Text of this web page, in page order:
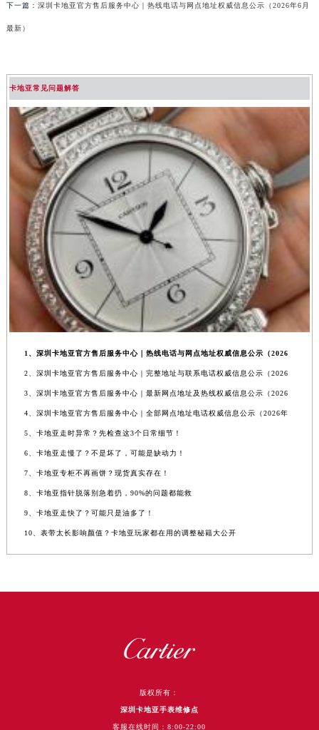
下一篇： 深圳卡地亚官方售后服务中心｜热线电话与网点地址权威信息公示（2026年6月
最新）
卡地亚常见问题解答
1、深圳卡地亚官方售后服务中心｜热线电话与网点地址权威信息公示（2026
2、深圳卡地亚官方售后服务中心｜完整地址与联系电话权威信息公示（2026
3、深圳卡地亚官方售后服务中心｜最新网点地址及热线权威信息公示（2026
4、深圳卡地亚官方售后服务中心｜全部网点地址电话权威信息公示（2026年
5、卡地亚走时异常？先检查这3个日常细节！
6、卡地亚走慢了？不是坏了，可能是缺动力！
7、卡地亚专柜不再画饼？现货真实存在！
8、卡地亚指针脱落别急着扔，90%的问题都能救
9、卡地亚走快了？可能只是油多了！
10、表带太长影响颜值？卡地亚玩家都在用的调整秘籍大公开
版权所有：
深圳卡地亚手表维修点
客服在线时间：8:00-22:00